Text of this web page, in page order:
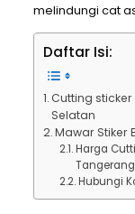
melindungi cat
Daftar Isi:
Cutting
Selatan
Mawar Stiker
Harga
Hubungi